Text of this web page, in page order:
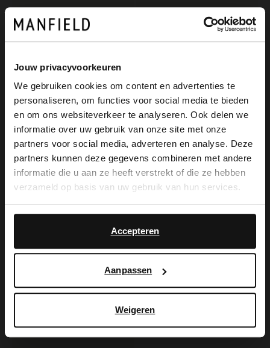
Jouw privacyvoorkeuren
We gebruiken cookies om content en advertenties te
personaliseren, om functies voor social media te bieden
en om ons websiteverkeer te analyseren. Ook delen we
informatie over uw gebruik van onze site met onze
partners voor social media, adverteren en analyse. Deze
partners kunnen deze gegevens combineren met andere
informatie die u aan ze heeft verstrekt of die ze hebben
verzameld op basis van uw gebruik van hun services.
Accepteren
Aanpassen
Weigeren
No Stress
Goldfarbene Slingbacks aus Leder
109.98
65.99
Manfield
Goldfarbene Slingbackpumps aus Leder
119.98
71.99
×
View this website in English?
It looks like your language isn't Dutch. Would
you like to switch to English?
English